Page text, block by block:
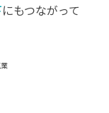
にもつながって